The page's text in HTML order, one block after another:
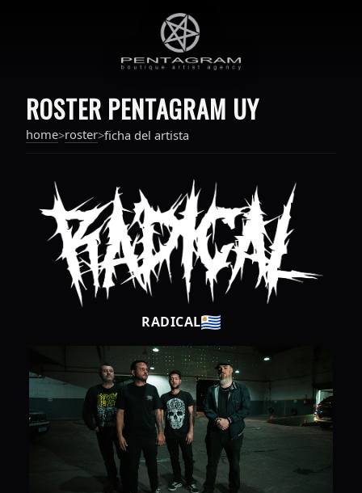
ROSTER PENTAGRAM UY
home>roster>ficha del artista
RADICAL